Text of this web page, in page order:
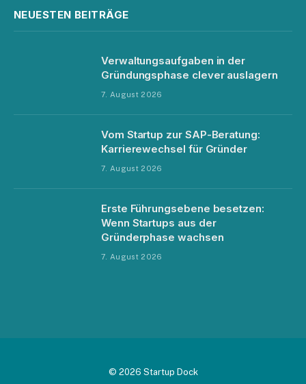
NEUESTEN BEITRÄGE
Verwaltungsaufgaben in der
Gründungsphase clever auslagern
7. August 2026
Vom Startup zur SAP-Beratung:
Karrierewechsel für Gründer
7. August 2026
Erste Führungsebene besetzen:
Wenn Startups aus der
Gründerphase wachsen
7. August 2026
© 2026 Startup Dock